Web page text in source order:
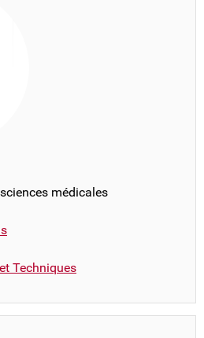
médicales
Techniques